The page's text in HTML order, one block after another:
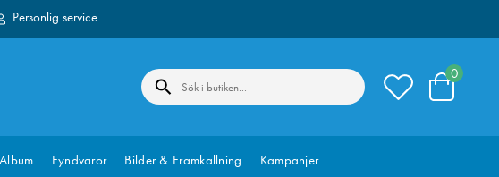
Personlig service
0
Fyndvaror Bilder & Framkallning Kampanjer